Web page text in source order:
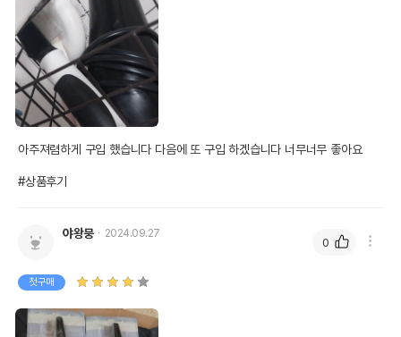
아주져렴하게 구입 했습니다 다음에 또 구입 하겠습니다 너무너무 좋아요
#상품후기
야왕뭉 2024.09.27
첫구매
0